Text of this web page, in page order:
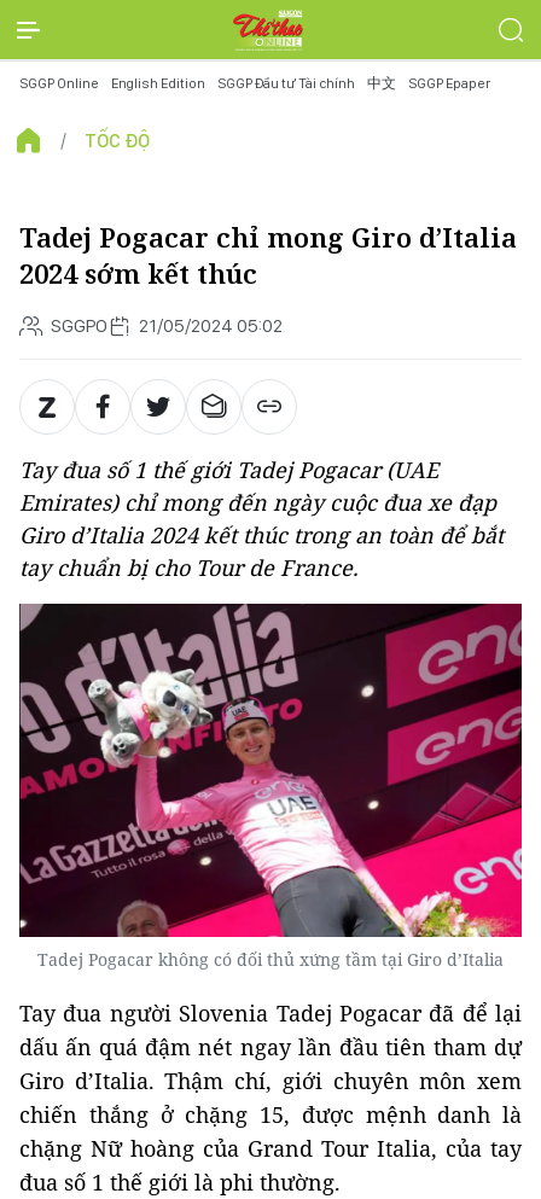
SGGP Online English Edition SGGP Đầu tư Tài chính 中文 SGGP Epaper
TỐC ĐỘ
Tadej Pogacar chỉ mong Giro d’Italia
2024 sớm kết thúc
SGGPO 21/05/2024 05:02
Tay đua số 1 thế giới Tadej Pogacar (UAE
Emirates) chỉ mong đến ngày cuộc đua xe đạp
Giro d’Italia 2024 kết thúc trong an toàn để bắt
tay chuẩn bị cho Tour de France.
Tadej Pogacar không có đối thủ xứng tầm tại Giro d’Italia
Tay đua người Slovenia Tadej Pogacar đã để lại
dấu ấn quá đậm nét ngay lần đầu tiên tham dự
Giro d’Italia. Thậm chí, giới chuyên môn xem
chiến thắng ở chặng 15, được mệnh danh là
chặng Nữ hoàng của Grand Tour Italia, của tay
đua số 1 thế giới là phi thường.